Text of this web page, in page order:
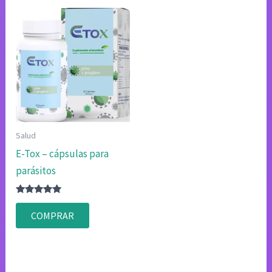
Salud
E-Tox – cápsulas para
parásitos
Valorado
4.80
de 5
COMPRAR